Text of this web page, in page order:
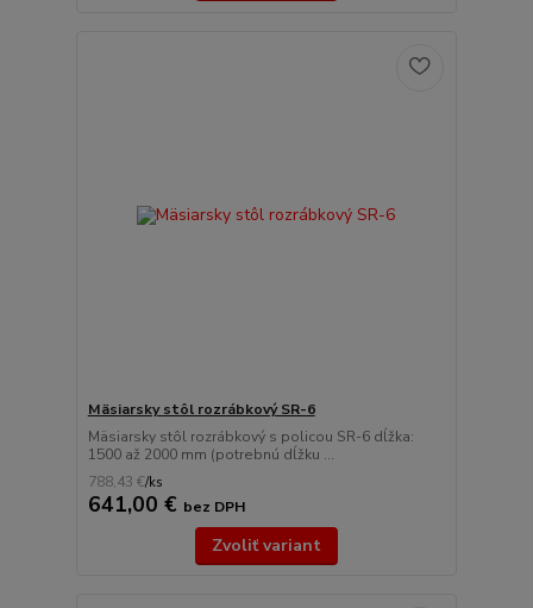
Mäsiarsky stôl rozrábkový SR-6
Mäsiarsky stôl rozrábkový s policou SR-6 dĺžka:
1500 až 2000 mm (potrebnú dĺžku ...
788,43 €/ks
641,00 € bez DPH
Zvoliť variant